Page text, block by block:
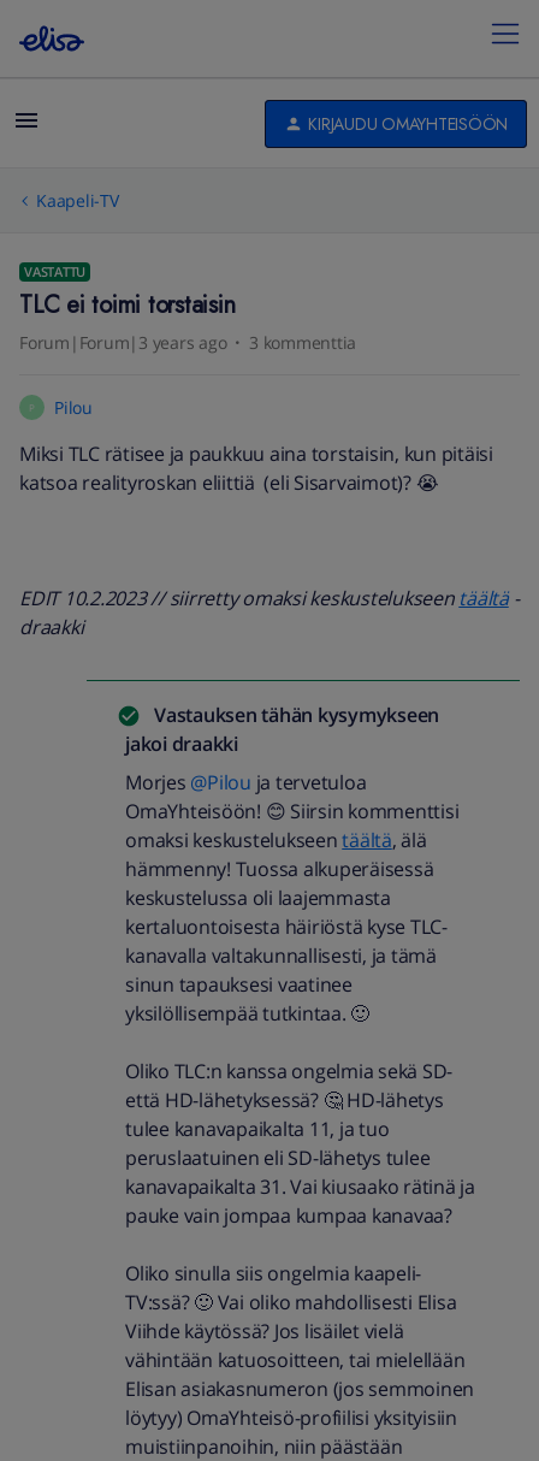
KIRJAUDU OMAYHTEISÖÖN
Kaapeli-TV
VASTATTU
TLC ei toimi torstaisin
Forum|Forum|3 years ago 3 kommenttia
P Pilou
Miksi TLC rätisee ja paukkuu aina torstaisin, kun pitäisi
katsoa realityroskan eliittiä (eli Sisarvaimot)? 😭
EDIT 10.2.2023 // siirretty omaksi keskustelukseen täältä-
draakki
Vastauksen tähän kysymykseen
jakoi draakki
Morjes @Pilou ja tervetuloa
OmaYhteisöön! 😊 Siirsin kommenttisi
omaksi keskustelukseentäältä, älä
hämmenny! Tuossa alkuperäisessä
keskustelussa oli laajemmasta
kertaluontoisesta häiriöstä kyse TLC-
kanavalla valtakunnallisesti, ja tämä
sinun tapauksesi vaatinee
yksilöllisempää tutkintaa. 🙂
Oliko TLC:n kanssa ongelmia sekä SD-
että HD-lähetyksessä? 🤔 HD-lähetys
tulee kanavapaikalta 11, ja tuo
peruslaatuinen eli SD-lähetys tulee
kanavapaikalta 31. Vai kiusaako rätinä ja
pauke vain jompaa kumpaa kanavaa?
Oliko sinulla siis ongelmia kaapeli-
TV:ssä? 🙂 Vai oliko mahdollisesti Elisa
Viihde käytössä? Jos lisäilet vielä
vähintään katuosoitteen, tai mielellään
Elisan asiakasnumeron (jos semmoinen
löytyy) OmaYhteisö-profiilisi yksityisiin
muistiinpanoihin, niin päästään